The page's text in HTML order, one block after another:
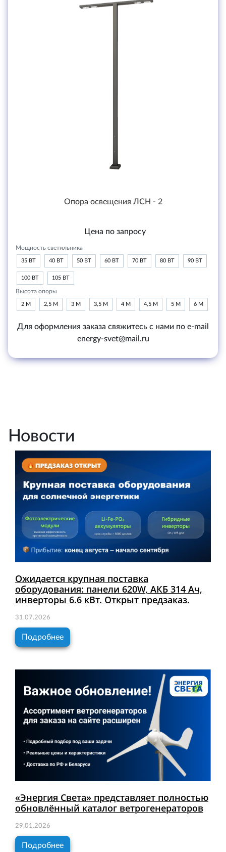
Опора освещения ЛСН - 2
Цена по запросу
Мощность светильника
35 ВТ 40 ВТ 50 ВТ 60 ВТ 70 ВТ 80 ВТ 90 ВТ
100 ВТ 105 ВТ
Высота опоры
2 М 2,5 М 3 М 3,5 М 4 М 4,5 М 5 М 6 М
Для оформления заказа свяжитесь с нами по e-mail
energy-svet@mail.ru
Новости
Ожидается крупная поставка
оборудования: панели 620W, АКБ 314 Ач,
инверторы 6.6 кВт. Открыт предзаказ.
31.07.2026
Подробнее
«Энергия Света» представляет полностью
обновлённый каталог ветрогенераторов
29.01.2026
Подробнее